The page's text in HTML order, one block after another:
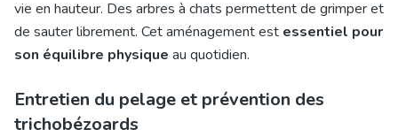
vie en hauteur. Des arbres à chats permettent de grimper et
de sauter librement. Cet aménagement est essentiel pour
son équilibre physique au quotidien.
Entretien du pelage et prévention des
trichobézoards